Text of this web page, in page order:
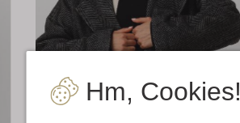
Hm, Cookies!